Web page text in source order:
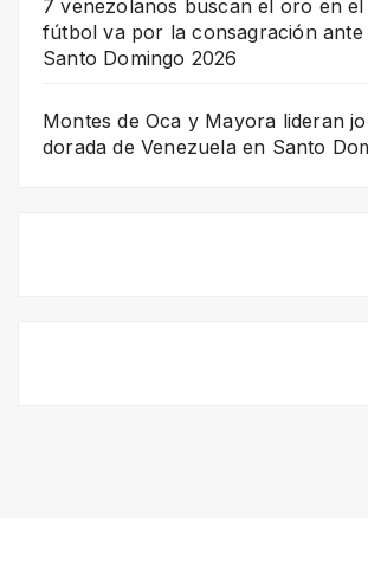
7 venezolanos buscan el oro en
fútbol va por la consagración
Santo Domingo 2026
Montes de Oca y Mayora lideran
dorada de Venezuela en Santo